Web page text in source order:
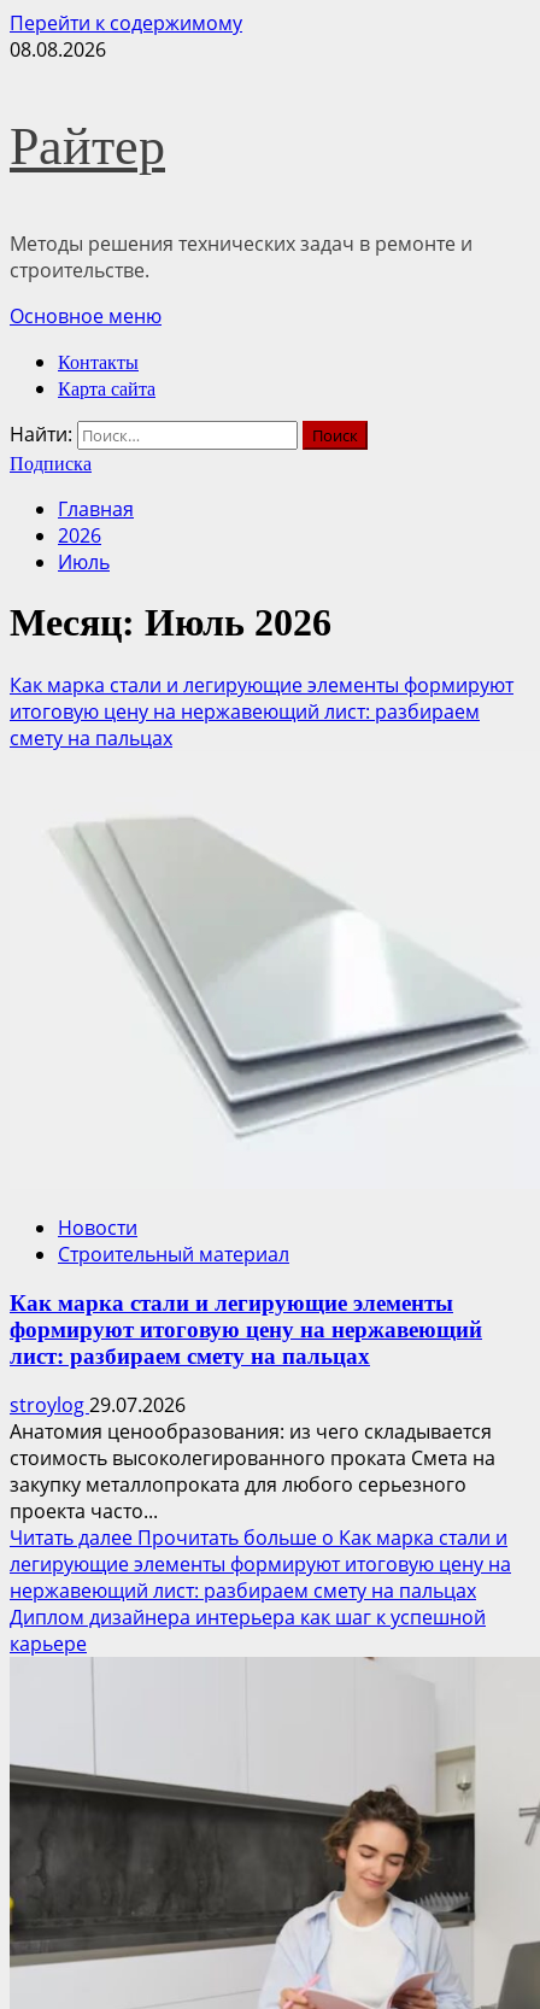
Перейти к содержимому
08.08.2026
Райтер
Методы решения технических задач в ремонте и
строительстве.
Основное меню
Контакты
Карта сайта
Найти:
Подписка
Главная
2026
Июль
Месяц: Июль 2026
Как марка стали и легирующие элементы формируют
итоговую цену на нержавеющий лист: разбираем
смету на пальцах
Новости
Строительный материал
Как марка стали и легирующие элементы
формируют итоговую цену на нержавеющий
лист: разбираем смету на пальцах
stroylog29.07.2026
Анатомия ценообразования: из чего складывается
стоимость высоколегированного проката Смета на
закупку металлопроката для любого серьезного
проекта часто...
Читать далее Прочитать больше о Как марка стали и
легирующие элементы формируют итоговую цену на
нержавеющий лист: разбираем смету на пальцах
Диплом дизайнера интерьера как шаг к успешной
карьере